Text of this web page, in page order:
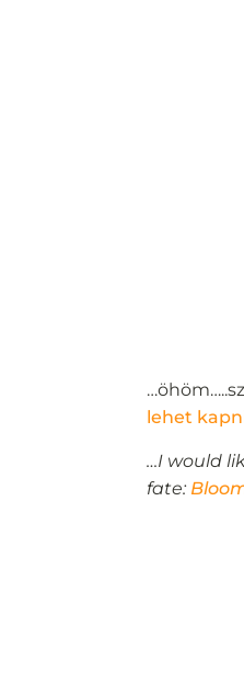
lehet
…I would
fate: